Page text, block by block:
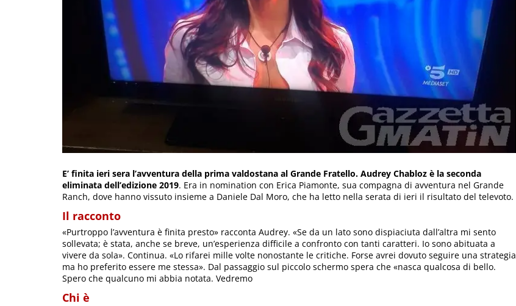
E’ finita ieri sera l’avventura della prima valdostana al Grande Fratello. Audrey Chabloz è la seconda
eliminata dell’edizione 2019. Era in nomination con Erica Piamonte, sua compagna di avventura nel Grande
Ranch, dove hanno vissuto insieme a Daniele Dal Moro, che ha letto nella serata di ieri il risultato del televoto.
Il racconto
«Purtroppo l’avventura è finita presto» racconta Audrey. «Se da un lato sono dispiaciuta dall’altra mi sento
sollevata; è stata, anche se breve, un’esperienza difficile a confronto con tanti caratteri. Io sono abituata a
vivere da sola». Continua. «Lo rifarei mille volte nonostante le critiche. Forse avrei dovuto seguire una strategia
ma ho preferito essere me stessa». Dal passaggio sul piccolo schermo spera che «nasca qualcosa di bello.
Spero che qualcuno mi abbia notata. Vedremo
Chi è